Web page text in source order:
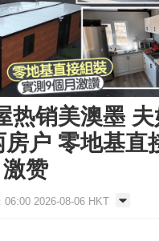
热销美澳墨
户 零地基直
赞
06:00 2026-08-06 HKT